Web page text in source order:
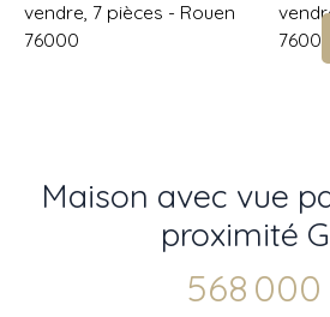
Maison avec vue
proximité
568 000